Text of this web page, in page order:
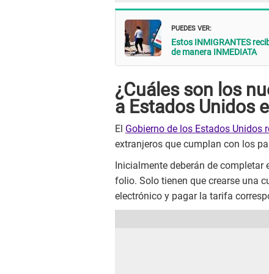
PUEDES VER:
Estos INMIGRANTES
de manera INMEDIATA
¿Cuáles son los
a Estados Unidos
El Gobierno de los Estados Unidos
extranjeros que cumplan con los
Inicialmente deberán de completar
folio. Solo tienen que crearse una
electrónico y pagar la tarifa